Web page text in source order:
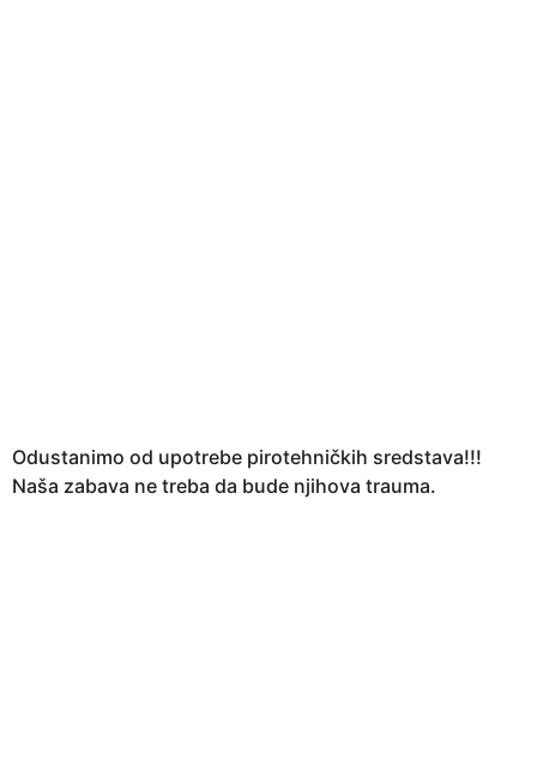
Odustanimo od upotrebe pirotehničkih sredstava!!!
Naša zabava ne treba da bude njihova trauma.